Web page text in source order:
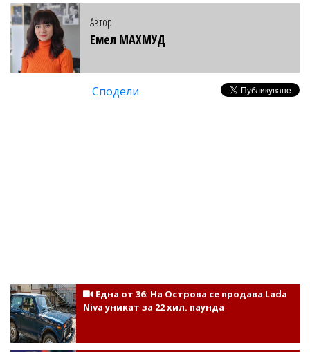
Автор
Емел МАХМУД
Сподели
Една от 36: На Острова се продава Lada
Niva уникат за 22 хил. паунда